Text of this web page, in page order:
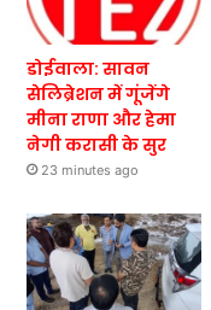
डोईवाला: सावन
सेलिब्रेशन में गूंजेंगे
मीना राणा और हेमा
नेगी करासी के सुर
23 minutes ago